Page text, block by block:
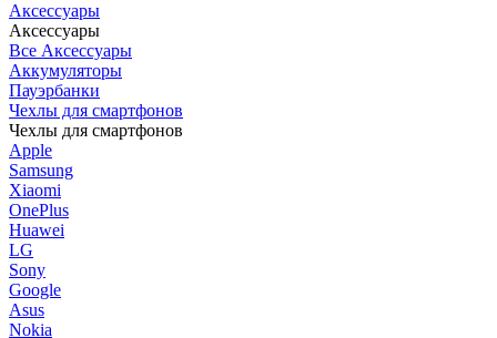
Аксессуары
Аксессуары
Все Аксессуары
Аккумуляторы
Пауэрбанки
Чехлы для смартфонов
Чехлы для смартфонов
Apple
Samsung
Xiaomi
OnePlus
Huawei
LG
Sony
Google
Asus
Nokia